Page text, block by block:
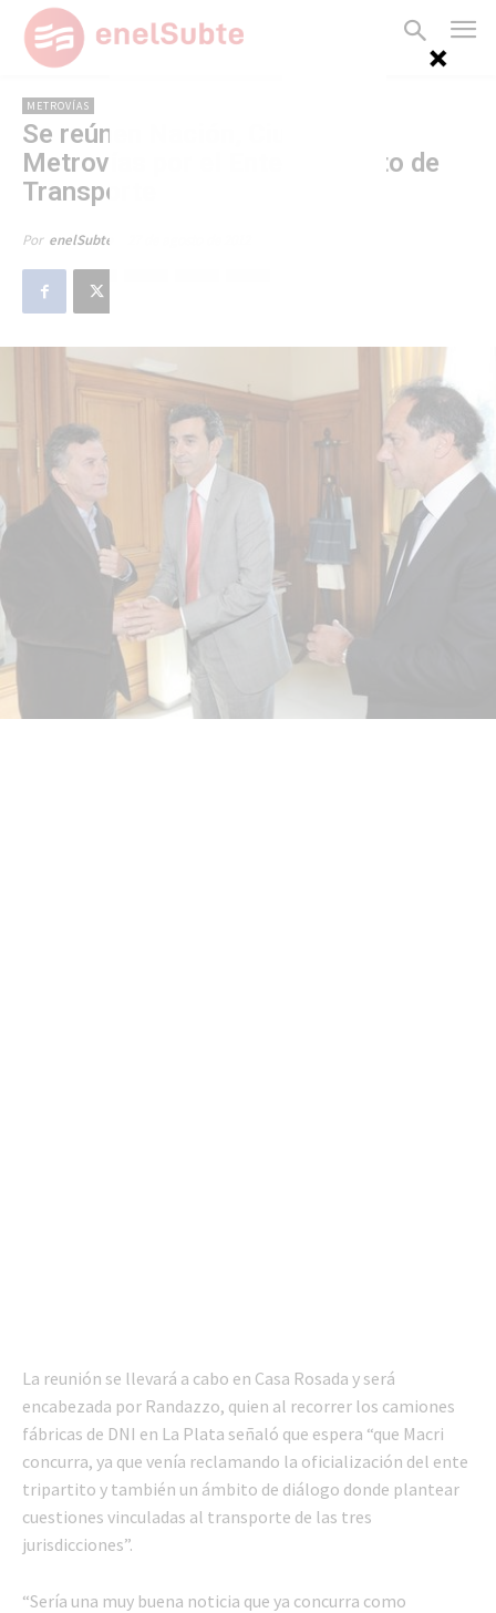
METROVÍAS
Se reúnen Nación, Ciudad y
Metrovías por el Ente Tripartito de
Transporte
Por enelSubte
La reunión se llevará a cabo en Casa Rosada y será
encabezada por Randazzo, quien al recorrer los camiones
fábricas de DNI en La Plata señaló que espera “que Macri
concurra, ya que venía reclamando la oficialización del ente
tripartito y también un ámbito de diálogo donde plantear
cuestiones vinculadas al transporte de las tres
jurisdicciones”.
“Sería una muy buena noticia que ya concurra como